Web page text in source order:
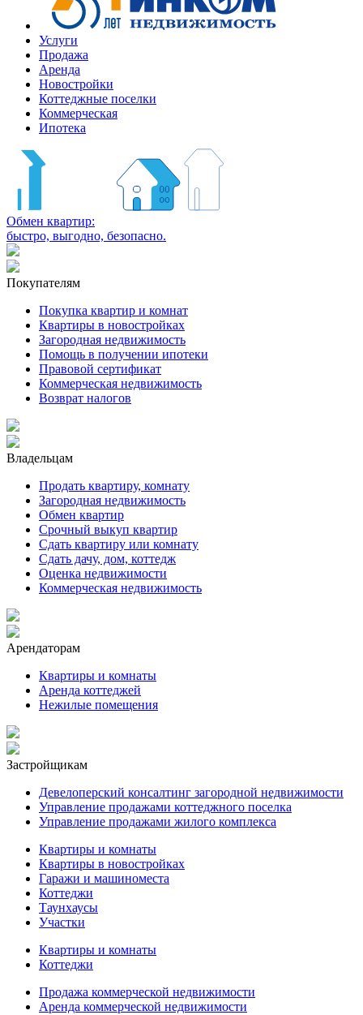
Услуги
Продажа
Аренда
Новостройки
Коттеджные поселки
Коммерческая
Ипотека
Обмен квартир:
быстро, выгодно, безопасно.
Покупателям
Покупка квартир и комнат
Квартиры в новостройках
Загородная недвижимость
Помощь в получении ипотеки
Правовой сертификат
Коммерческая недвижимость
Возврат налогов
Владельцам
Продать квартиру, комнату
Загородная недвижимость
Обмен квартир
Срочный выкуп квартир
Сдать квартиру или комнату
Сдать дачу, дом, коттедж
Оценка недвижимости
Коммерческая недвижимость
Арендаторам
Квартиры и комнаты
Аренда коттеджей
Нежилые помещения
Застройщикам
Девелоперский консалтинг загородной недвижимости
Управление продажами коттеджного поселка
Управление продажами жилого комплекса
Квартиры и комнаты
Квартиры в новостройках
Гаражи и машиноместа
Коттеджи
Таунхаусы
Участки
Квартиры и комнаты
Коттеджи
Продажа коммерческой недвижимости
Аренда коммерческой недвижимости